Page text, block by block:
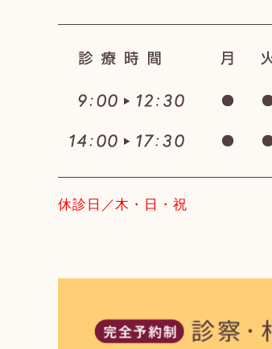
休診日／木・日・祝